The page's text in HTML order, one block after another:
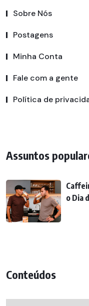
Sobre Nós
Postagens
Minha Conta
Fale com a gente
Política de
Assuntos
o Dia
Conteúdos